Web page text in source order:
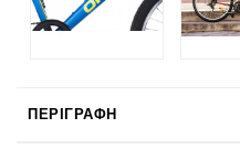
ΠΕΡΙΓΡΑΦΉ